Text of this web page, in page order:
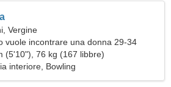
Vergine
vuole incontrare una donna 29-34
(5'10"), 76 kg (167 libbre)
interiore, Bowling